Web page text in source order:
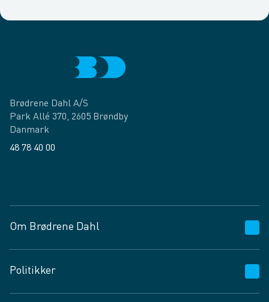
Brødrene Dahl A/S
Park Allé 370, 2605 Brøndby
Danmark
48 78 40 00
Om Brødrene Dahl
Vagttelefon 30 10 89 89
Spørgsmål og svar
Politikker